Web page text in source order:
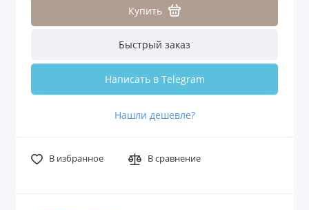
Купить
Быстрый заказ
Написать в Telegram
Нашли дешевле?
В избранное В сравнение